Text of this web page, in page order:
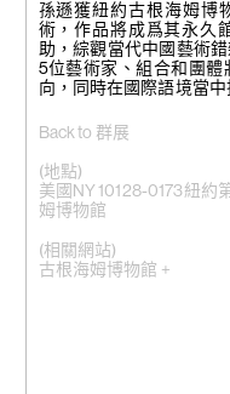
Back to 群展
(地點)
美國NY 10128-0173紐約
姆博物館
(相關網站)
古根海姆博物館 +
孫遜獲紐約古根海姆博
術，作品將成爲其永久
助，綜觀當代中國藝術
5位藝術家、組合和團體
向，同時在國際語境當